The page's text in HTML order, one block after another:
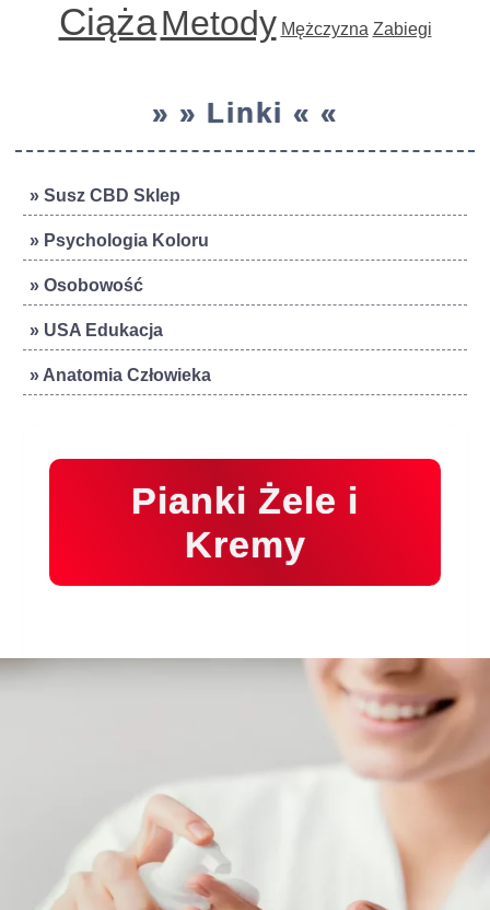
CiążaMetody Mężczyzna Zabiegi
» » Linki « «
» Susz CBD Sklep
» Psychologia Koloru
» Osobowość
» USA Edukacja
» Anatomia Człowieka
Pianki Żele i
Kremy